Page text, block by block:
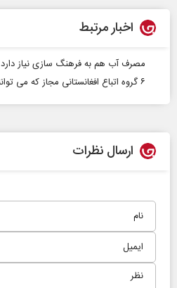
اخبار مرتبط
مصرف آب هم به فرهنگ سازی نیاز دارد
۶ گروه اتباع افغانستانی مجاز که می توانند در ایران بمانند
ارسال نظرات